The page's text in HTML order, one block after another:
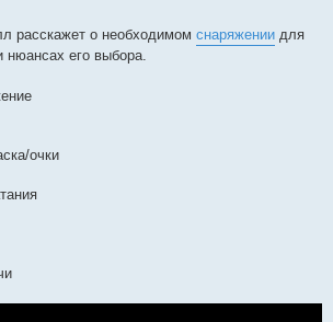
расскажет о необходимом снаряжении для
нюансах его выбора.
очки